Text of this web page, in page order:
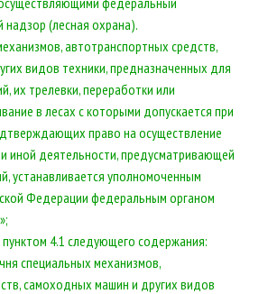
надзор (лесная охрана).
автотранспортных средств,
видов техники, предназначенных для
их трелевки, переработки или
в лесах с которыми допускается при
право на осуществление
иной деятельности, предусматривающей
устанавливается уполномоченным
Федерации федеральным органом
4.1 следующего содержания:
специальных механизмов,
самоходных машин и других видов